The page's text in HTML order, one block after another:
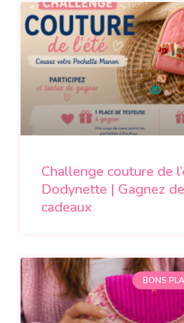
Challenge couture de
Dodynette | Gagnez
cadeaux
BONS